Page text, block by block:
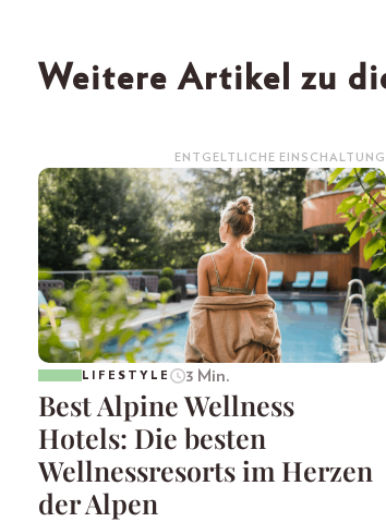
Weitere Artikel zu
ENTGELTLICHE EINSCHALTUNG
LIFESTYLE 3 Min.
Best Alpine Wellness
Hotels: Die besten
Wellnessresorts im Herzen
der Alpen